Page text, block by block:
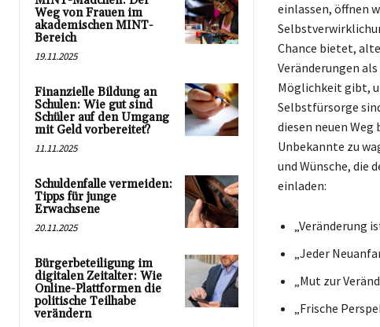
Weg von Frauen im
akademischen MINT-
Bereich
19.11.2025
Finanzielle Bildung an
Schulen: Wie gut sind
Schüler auf den Umgang
mit Geld vorbereitet?
11.11.2025
Schuldenfalle vermeiden:
Tipps für junge
Erwachsene
20.11.2025
Bürgerbeteiligung im
digitalen Zeitalter: Wie
Online-Plattformen die
politische Teilhabe
verändern
einlassen, öffnen
Chance bietet,
Veränderungen
Möglichkeit gibt,
Selbstfürsorge
diesen neuen
Unbekannte zu
und Wünsche, die
einladen:
„Veränderung
„Jeder
„Mut zur
„Frische